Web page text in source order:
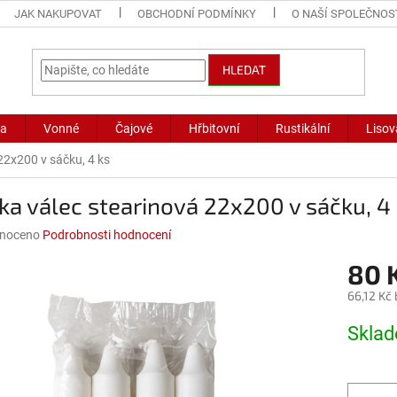
JAK NAKUPOVAT OBCHODNÍ PODMÍNKY O NAŠÍ
HLEDAT
Vonné Čajové Hřbitovní Rustikální
v sáčku, 4 ks
válec stearinová 22x200 v sáčku, 4
Podrobnosti hodnocení
80
66,12 Kč
cena: